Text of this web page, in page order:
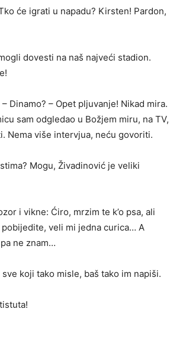
će igrati u napadu? Kirsten! Pardon,
dovesti na naš najveći stadion.
Dinamo? – Opet pljuvanje! Nikad mira.
sam odgledao u Božjem miru, na TV,
Nema više intervjua, neću govoriti.
Mogu, Živadinović je veliki
i vikne: Ćiro, mrzim te k’o psa, ali
veli mi jedna curica… A
ne znam…
koji tako misle, baš tako im napiši.